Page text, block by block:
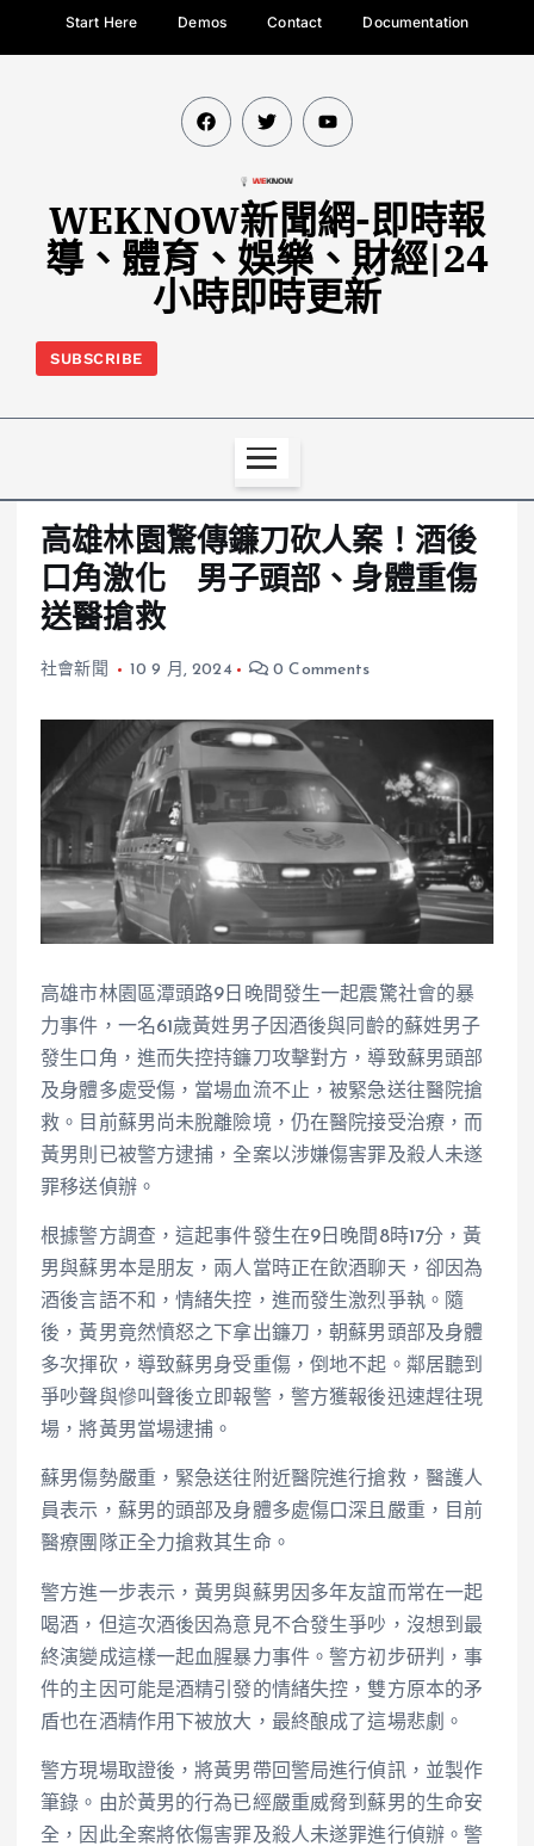
Start Here Demos Contact Documentation
WEKNOW新聞網-即時報
導、體育、娛樂、財經|24
小時即時更新
SUBSCRIBE
高雄林園驚傳鐮刀砍人案！酒後
口角激化 男子頭部、身體重傷
送醫搶救
社會新聞 10 9 月, 2024 0 Comments
高雄市林園區潭頭路9日晚間發生一起震驚社會的暴
力事件，一名61歲黃姓男子因酒後與同齡的蘇姓男子
發生口角，進而失控持鐮刀攻擊對方，導致蘇男頭部
及身體多處受傷，當場血流不止，被緊急送往醫院搶
救。目前蘇男尚未脫離險境，仍在醫院接受治療，而
黃男則已被警方逮捕，全案以涉嫌傷害罪及殺人未遂
罪移送偵辦。
根據警方調查，這起事件發生在9日晚間8時17分，黃
男與蘇男本是朋友，兩人當時正在飲酒聊天，卻因為
酒後言語不和，情緒失控，進而發生激烈爭執。隨
後，黃男竟然憤怒之下拿出鐮刀，朝蘇男頭部及身體
多次揮砍，導致蘇男身受重傷，倒地不起。鄰居聽到
爭吵聲與慘叫聲後立即報警，警方獲報後迅速趕往現
場，將黃男當場逮捕。
蘇男傷勢嚴重，緊急送往附近醫院進行搶救，醫護人
員表示，蘇男的頭部及身體多處傷口深且嚴重，目前
醫療團隊正全力搶救其生命。
警方進一步表示，黃男與蘇男因多年友誼而常在一起
喝酒，但這次酒後因為意見不合發生爭吵，沒想到最
終演變成這樣一起血腥暴力事件。警方初步研判，事
件的主因可能是酒精引發的情緒失控，雙方原本的矛
盾也在酒精作用下被放大，最終酿成了這場悲劇。
警方現場取證後，將黃男帶回警局進行偵訊，並製作
筆錄。由於黃男的行為已經嚴重威脅到蘇男的生命安
全，因此全案將依傷害罪及殺人未遂罪進行偵辦。警